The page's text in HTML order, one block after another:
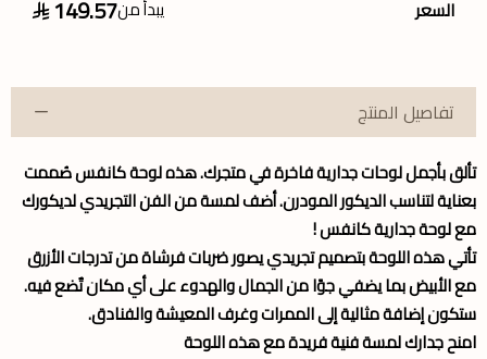
السعر يبدأ من149.57
تفاصيل المنتج
تألق بأجمللوحات جداريةفاخرة في متجرك. هذهلوحة كانفسصُممت
بعناية لتناسب الديكور المودرن. أضف لمسة من الفن التجريدي لديكورك
مع لوحة جدارية كانفس !
تأتي هذه اللوحة بتصميم تجريدي يصور ضربات فرشاة من تدرجات الأزرق
مع الأبيض بما يضفي جوًا من الجمال والهدوء على أي مكان تٌضع فيه.
ستكون إضافة مثالية إلى الممرات وغرف المعيشة والفنادق.
امنح جدارك لمسة فنية فريدة مع هذه اللوحة